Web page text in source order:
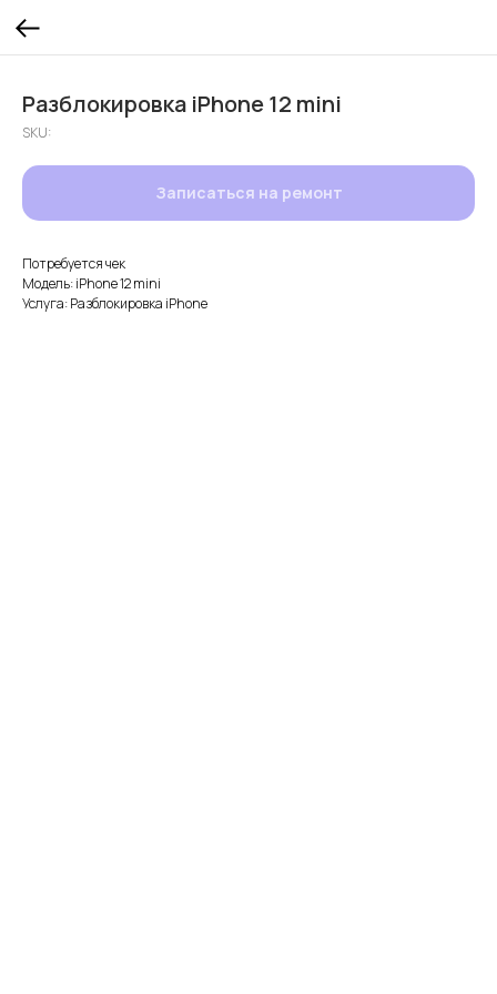
Разблокировка iPhone 12 mini
SKU:
Записаться на ремонт
Потребуется чек
Модель: iPhone 12 mini
Услуга: Разблокировка iPhone